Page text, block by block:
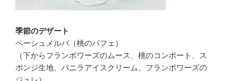
季節のデザート
ペーシュメルバ（桃のパフェ）
（下からフランボワーズのムース、桃のコンポート、ス
ポンジ生地、バニラアイスクリーム、フランボワーズの